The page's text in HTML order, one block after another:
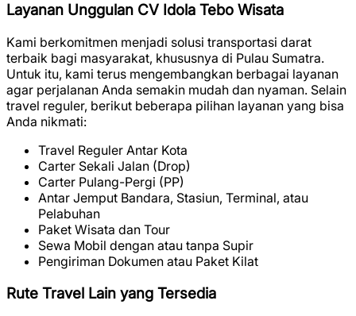
Layanan Unggulan CV Idola Tebo Wisata
Kami berkomitmen menjadi solusi transportasi darat
terbaik bagi masyarakat, khususnya di Pulau Sumatra.
Untuk itu, kami terus mengembangkan berbagai layanan
agar perjalanan Anda semakin mudah dan nyaman. Selain
travel reguler, berikut beberapa pilihan layanan yang bisa
Anda nikmati:
Travel Reguler Antar Kota
Carter Sekali Jalan (Drop)
Carter Pulang-Pergi (PP)
Antar Jemput Bandara, Stasiun, Terminal, atau
Pelabuhan
Paket Wisata dan Tour
Sewa Mobil dengan atau tanpa Supir
Pengiriman Dokumen atau Paket Kilat
Rute Travel Lain yang Tersedia